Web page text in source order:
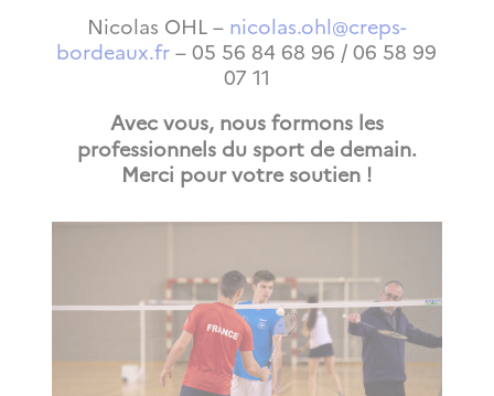
Nicolas OHL – nicolas.ohl@creps-
bordeaux.fr – 05 56 84 68 96 / 06 58 99
07 11
Avec vous, nous formons les
professionnels du sport de demain.
Merci pour votre soutien !